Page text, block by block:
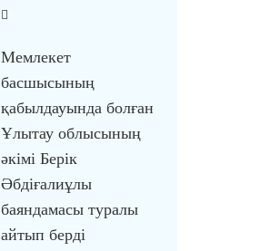
Мемлекет
басшысының
қабылдауында болған
Ұлытау облысының
әкімі Берік
Әбдіғалиұлы
баяндамасы туралы
айтып берді